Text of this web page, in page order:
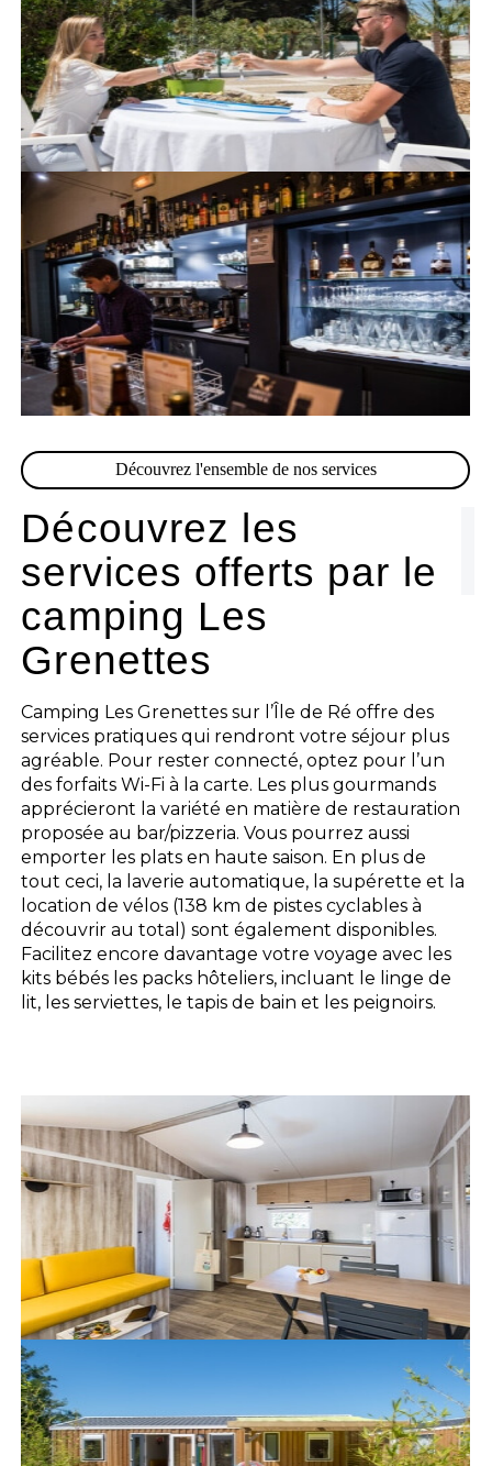
Découvrez l'ensemble de nos services
Découvrez les
services offerts par le
camping Les
Grenettes
Camping Les Grenettes sur l’Île de Ré offre des
services pratiques qui rendront votre séjour plus
agréable. Pour rester connecté, optez pour l’un
des forfaits Wi-Fi à la carte. Les plus gourmands
apprécieront la variété en matière de restauration
proposée au bar/pizzeria. Vous pourrez aussi
emporter les plats en haute saison. En plus de
tout ceci, la laverie automatique, la supérette et la
location de vélos (138 km de pistes cyclables à
découvrir au total) sont également disponibles.
Facilitez encore davantage votre voyage avec les
kits bébés les packs hôteliers, incluant le linge de
lit, les serviettes, le tapis de bain et les peignoirs.